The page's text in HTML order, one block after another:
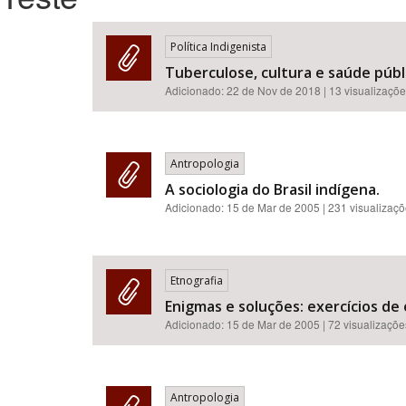
Área de Levantamento
Política Indigenista
Tuberculose, cultura e saúde
Adicionado:22 de Nov de 2018 | 13
Antropologia
A sociologia do Brasil indígena.
Adicionado: 15 de Mar de 2005 | 231
Etnografia
Enigmas e soluções: exercícios
Adicionado: 15 de Mar de 2005 | 72
Antropologia